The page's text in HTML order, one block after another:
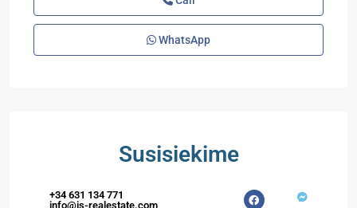
WhatsApp
Susisiekime
+34 631 134 771
info@is-realestate.com